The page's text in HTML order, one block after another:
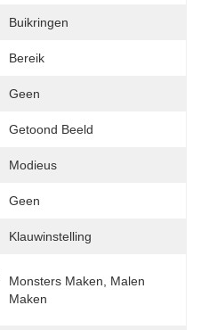
Buikringen
Bereik
Geen
Getoond Beeld
Modieus
Geen
Klauwinstelling
Monsters Maken, Malen
Maken